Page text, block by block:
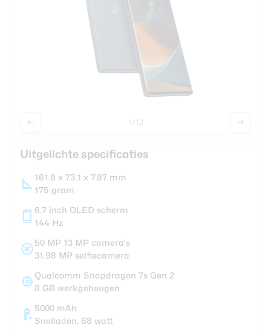
1 /12
Uitgelichte specificaties
161.9 x 73.1 x 7.87 mm
175 gram
6.7 inch OLED scherm
144 Hz
50 MP 13 MP camera's
31.98 MP selfiecamera
Qualcomm Snapdragon 7s Gen 2
8 GB werkgeheugen
5000 mAh
Snelladen, 68 watt
Login